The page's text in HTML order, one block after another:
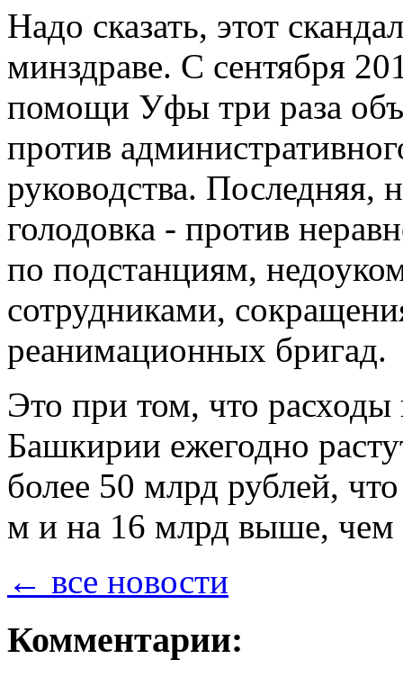
Надо сказать, этот
минздраве. С сентября
помощи Уфы три раза
против
руководства. Последняя,
голодовка - против
по подстанциям,
сотрудниками,
реанимационных бригад.
Это при том, что расходы
Башкирии ежегодно
более 50 млрд рублей,
м и на 16 млрд выше, чем
← все новости
Комментарии: